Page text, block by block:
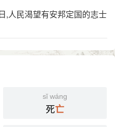
,人民渴望有安邦定国的志士
sǐ wáng
死亡